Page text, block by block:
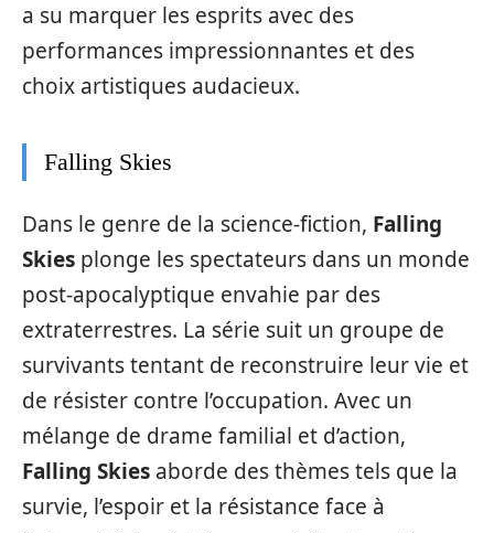
a su marquer les esprits avec des
performances impressionnantes et des
choix artistiques audacieux.
Falling Skies
Dans le genre de la science-fiction, Falling
Skies plonge les spectateurs dans un monde
post-apocalyptique envahie par des
extraterrestres. La série suit un groupe de
survivants tentant de reconstruire leur vie et
de résister contre l’occupation. Avec un
mélange de drame familial et d’action,
Falling Skies aborde des thèmes tels que la
survie, l’espoir et la résistance face à